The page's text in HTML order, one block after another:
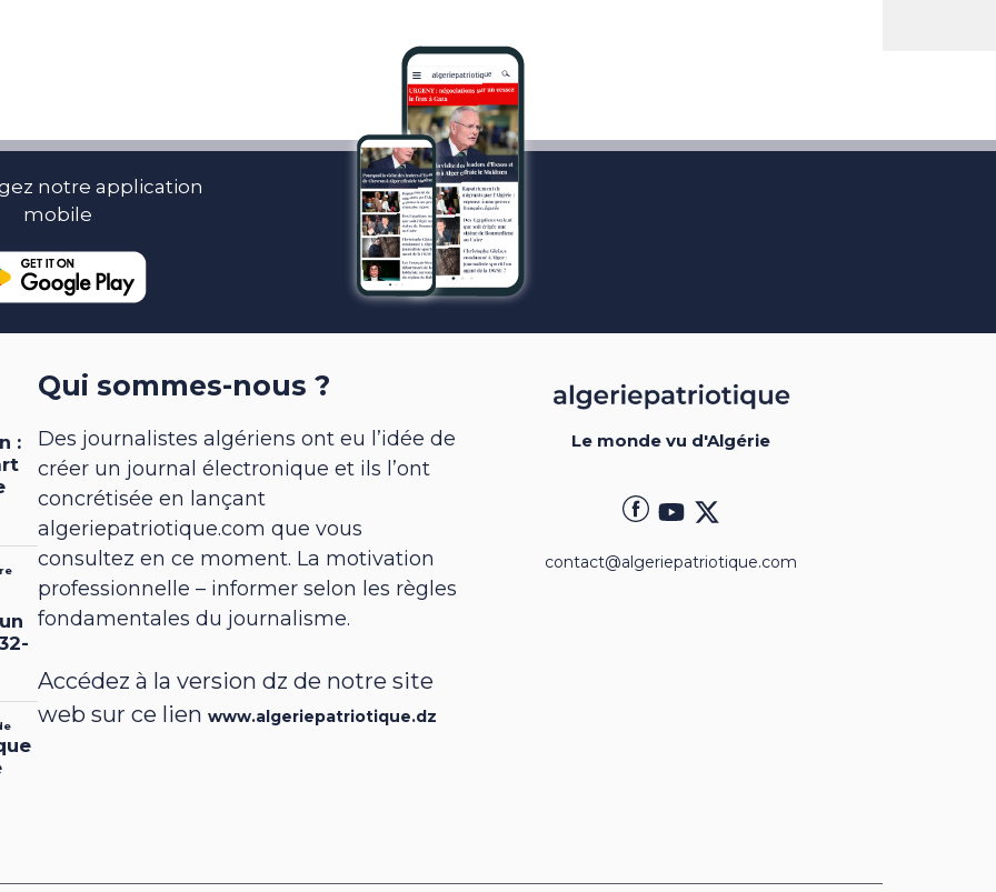
notre application
mobile
Qui sommes-nous ?
Des journalistes algériens ont eu l’idée de
créer un journal électronique et ils l’ont
concrétisée en lançant
algeriepatriotique.com que vous
consultez en ce moment. La motivation
professionnelle – informer selon les règles
fondamentales du journalisme.
Accédez à la version dz de notre site
web sur ce lienwww.algeriepatriotique.dz
Le monde vu d'Algérie
contact@algeriepatriotique.com